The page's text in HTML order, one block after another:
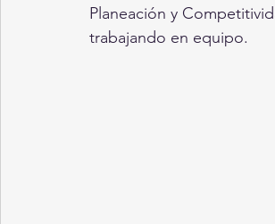
Planeación y
trabajando en equipo.